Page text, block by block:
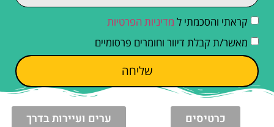
קראתי והסכמתי ל מדיניות הפרטיות
מאשר/ת קבלת דיוור וחומרים פרסומיים
שליחה
כרטיסים ערים ועיירות בדרך